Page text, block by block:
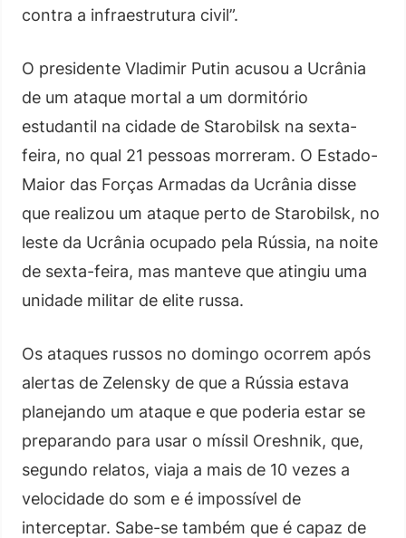
contra a infraestrutura civil”.
O presidente Vladimir Putin acusou a Ucrânia
de um ataque mortal a um dormitório
estudantil na cidade de Starobilsk na sexta-
feira, no qual 21 pessoas morreram. O Estado-
Maior das Forças Armadas da Ucrânia disse
que realizou um ataque perto de Starobilsk, no
leste da Ucrânia ocupado pela Rússia, na noite
de sexta-feira, mas manteve que atingiu uma
unidade militar de elite russa.
Os ataques russos no domingo ocorrem após
alertas de Zelensky de que a Rússia estava
planejando um ataque e que poderia estar se
preparando para usar o míssil Oreshnik, que,
segundo relatos, viaja a mais de 10 vezes a
velocidade do som e é impossível de
interceptar. Sabe-se também que é capaz de